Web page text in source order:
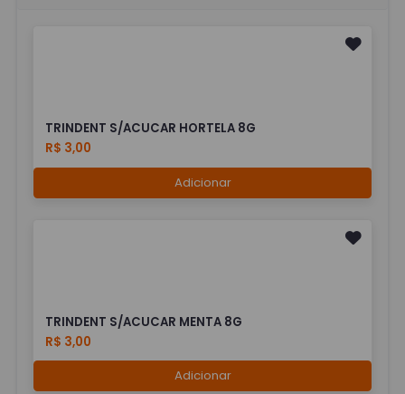
TRINDENT S/ACUCAR HORTELA 8G
R$ 3,00
Adicionar
TRINDENT S/ACUCAR MENTA 8G
R$ 3,00
Adicionar